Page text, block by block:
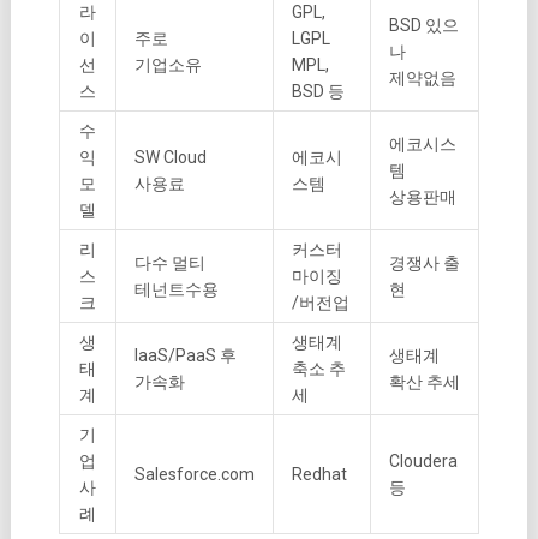
라
이
선
스
주로
기업소유
GPL,
LGPL
MPL,
BSD 등
BSD 있으
나
제약없음
수
익
모
델
SW Cloud
사용료
에코시
스템
에코시스
템
상용판매
리
스
크
다수 멀티
테넌트수용
커스터
마이징
/버전업
경쟁사 출
현
생
태
계
IaaS/PaaS 후
가속화
생태계
축소 추
세
생태계
확산 추세
기
업
사
례
Salesforce.com Redhat
Cloudera
등